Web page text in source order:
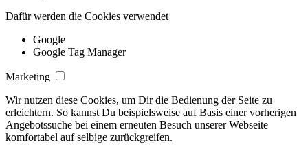
Dafür werden die Cookies verwendet
Google
Google Tag Manager
Marketing
Wir nutzen diese Cookies, um Dir die Bedienung der Seite zu
erleichtern. So kannst Du beispielsweise auf Basis einer vorherigen
Angebotssuche bei einem erneuten Besuch unserer Webseite
komfortabel auf selbige zurückgreifen.